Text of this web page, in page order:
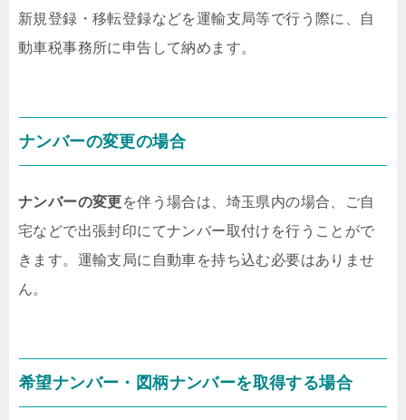
新規登録・移転登録などを運輸支局等で行う際に、自
動車税事務所に申告して納めます。
ナンバーの変更の場合
ナンバーの変更を伴う場合は、埼玉県内の場合、ご自
宅などで出張封印にてナンバー取付けを行うことがで
きます。 運輸支局に自動車を持ち込む必要はありませ
ん。
希望ナンバー・図柄ナンバーを取得する場合